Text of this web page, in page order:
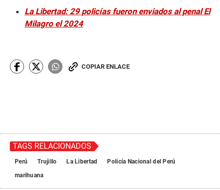
La Libertad: 29 policías fueron enviados al penal El
Milagro el 2024
COPIAR ENLACE
TAGS RELACIONADOS
Perú Trujillo La Libertad
Policía Nacional del Perú
marihuana